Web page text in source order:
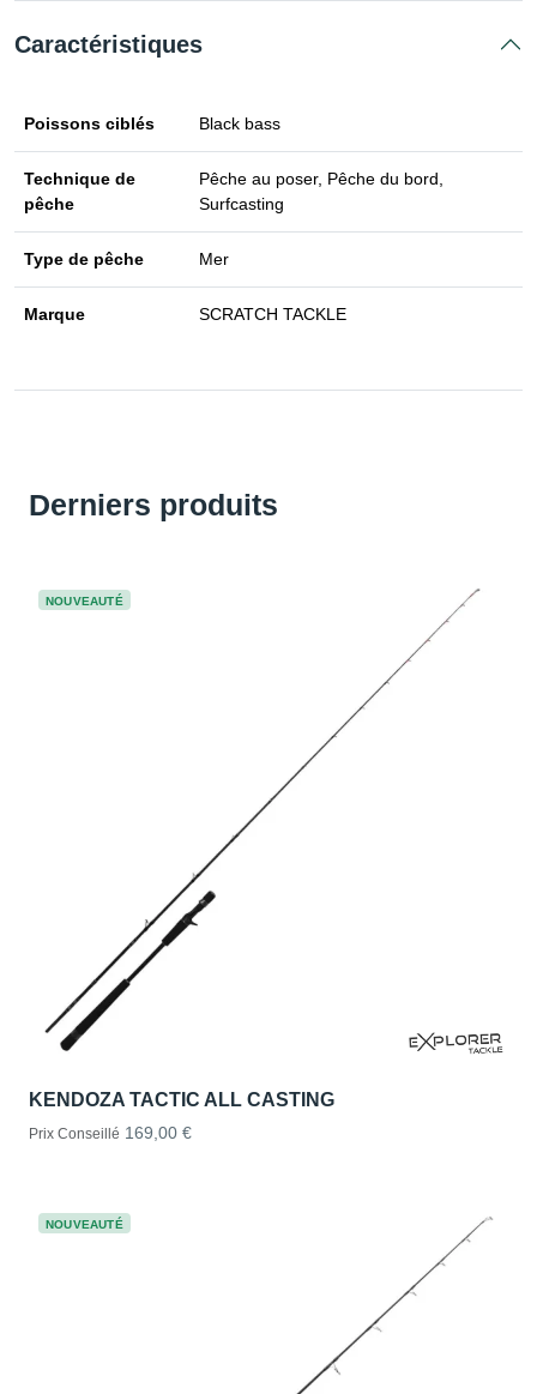
Caractéristiques
Poissons ciblés Black bass
Technique de
pêche
Pêche au poser, Pêche du bord,
Surfcasting
Type de pêche Mer
Marque SCRATCH TACKLE
Derniers produits
NOUVEAUTÉ
KENDOZA TACTIC ALL CASTING
Prix Conseillé 169,00 €
NOUVEAUTÉ